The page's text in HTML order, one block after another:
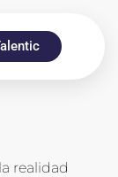
realidad